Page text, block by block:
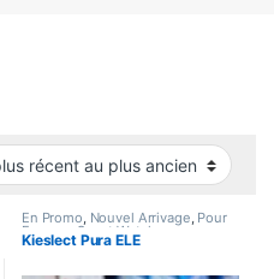
au plus ancien
En Promo, Nouvel Arrivage, Pour
Femme Smart Watch
Kieslect Pura ELE